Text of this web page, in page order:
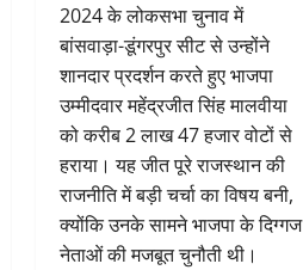
2024 के लोकसभा चुनाव में
बांसवाड़ा-डूंगरपुर सीट से उन्होंने
शानदार प्रदर्शन करते हुए भाजपा
उम्मीदवार महेंद्रजीत सिंह मालवीया
को करीब 2 लाख 47 हजार वोटों से
हराया। यह जीत पूरे राजस्थान की
राजनीति में बड़ी चर्चा का विषय बनी,
क्योंकि उनके सामने भाजपा के दिग्गज
नेताओं की मजबूत चुनौती थी।